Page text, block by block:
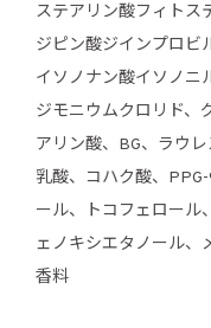
ステアリン酸フィトス
ジピン酸ジインプロビ
イソノナン酸イソノニ
ジモニウムクロリド、
アリン酸、BG、ラウ
乳酸、コハク酸、
ール、トコフェロール
ェノキシエタノール、
香料